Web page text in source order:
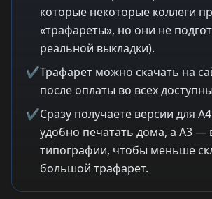
которые некоторые коллеги
«трафареты», но они не
реальной выкладки).
✔Трафарет можно скачать на
после оплаты во всех
✔Сразу получаете версии для
удобно печатать дома, а A3 —
типографии, чтобы меньше
большой трафарет.